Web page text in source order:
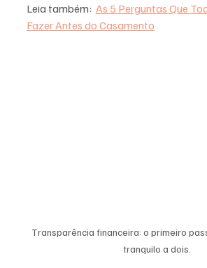
Leia também: As 5 Perguntas Que
Fazer Antes do Casamento
Transparência financeira: o primeiro
tranquilo a dois.